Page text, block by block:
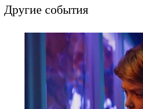
Другие события